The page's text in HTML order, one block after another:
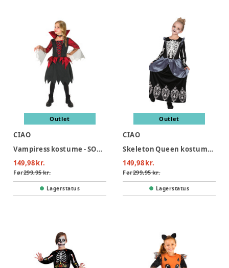
Outlet
CIAO
Vampiress kostume - SORT/RØD
149,98 kr.
Før299,95 kr.
Lagerstatus
Outlet
CIAO
Skeleton Queen kostume - SORT
149,98 kr.
Før299,95 kr.
Lagerstatus